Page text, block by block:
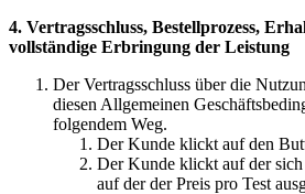
4. Vertragsschluss, Bestellprozess,
vollständige Erbringung der Leistung
Der Vertragsschluss über die
diesen Allgemeinen
folgendem Weg.
Der Kunde klickt auf den
Der Kunde klickt auf der
auf der der Preis pro Test